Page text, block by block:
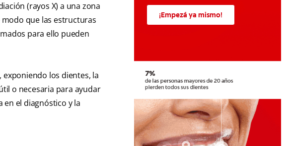
(rayos X) a una zona
que las estructuras
para ello pueden
exponiendo los dientes, la
o necesaria para ayudar
en el diagnóstico y la
¡Empezá ya mismo!